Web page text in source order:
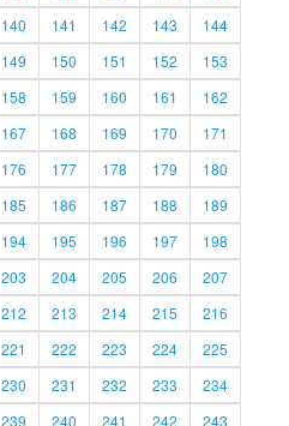
140 141 142 143
144
149 150 151 152
153
158 159 160 161
162
167 168 169 170
171
176 177 178 179
180
185 186 187 188
189
194 195 196 197
198
203 204 205 206
207
212 213 214 215
216
221 222 223 224
225
230 231 232 233
234
239 240 241 242 243